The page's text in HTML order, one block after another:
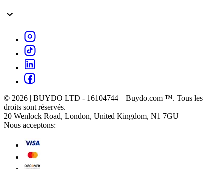
© 2026 | BUYDO LTD - 16104744 | Buydo.com ™. Tous les
droits sont réservés.
20 Wenlock Road, London, United Kingdom, N1 7GU
Nous acceptons: